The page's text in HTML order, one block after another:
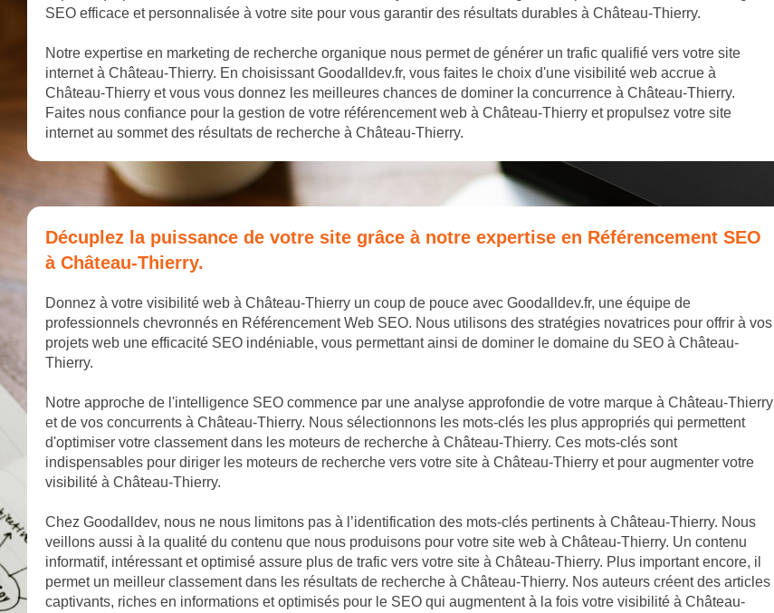
SEO efficace et personnalisée à votre site pour vous garantir des résultats durables à Château-Thierry.
Notre expertise en marketing de recherche organique nous permet de générer un trafic qualifié vers votre site
internet à Château-Thierry. En choisissant Goodalldev.fr, vous faites le choix d'une visibilité web accrue à
Château-Thierry et vous vous donnez les meilleures chances de dominer la concurrence à Château-Thierry.
Faites nous confiance pour la gestion de votre référencement web à Château-Thierry et propulsez votre site
internet au sommet des résultats de recherche à Château-Thierry.
Décuplez la puissance de votre site grâce à notre expertise en Référencement SEO
à Château-Thierry.
Donnez à votre visibilité web à Château-Thierry un coup de pouce avec Goodalldev.fr, une équipe de
professionnels chevronnés en Référencement Web SEO. Nous utilisons des stratégies novatrices pour offrir à vos
projets web une efficacité SEO indéniable, vous permettant ainsi de dominer le domaine du SEO à Château-
Thierry.
Notre approche de l'intelligence SEO commence par une analyse approfondie de votre marque à Château-Thierry
et de vos concurrents à Château-Thierry. Nous sélectionnons les mots-clés les plus appropriés qui permettent
d'optimiser votre classement dans les moteurs de recherche à Château-Thierry. Ces mots-clés sont
indispensables pour diriger les moteurs de recherche vers votre site à Château-Thierry et pour augmenter votre
visibilité à Château-Thierry.
Chez Goodalldev, nous ne nous limitons pas à l’identification des mots-clés pertinents à Château-Thierry. Nous
veillons aussi à la qualité du contenu que nous produisons pour votre site web à Château-Thierry. Un contenu
informatif, intéressant et optimisé assure plus de trafic vers votre site à Château-Thierry. Plus important encore, il
permet un meilleur classement dans les résultats de recherche à Château-Thierry. Nos auteurs créent des articles
captivants, riches en informations et optimisés pour le SEO qui augmentent à la fois votre visibilité à Château-